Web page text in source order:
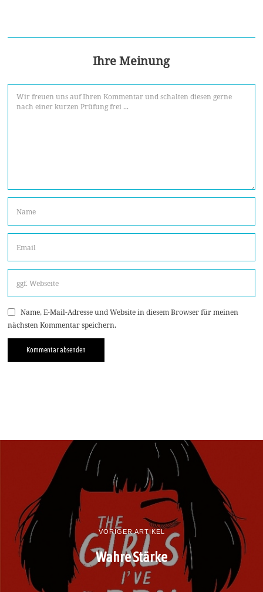
Ihre Meinung
Name, E-Mail-Adresse und Website in diesem Browser für meinen
nächsten Kommentar speichern.
VORIGER ARTIKEL
Wahre Stärke